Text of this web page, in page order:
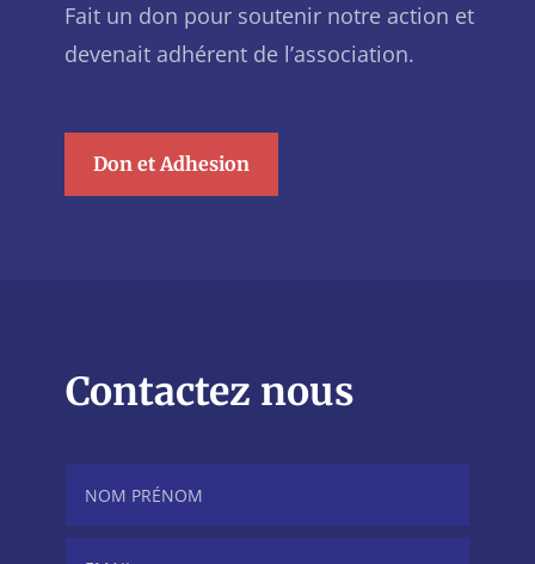
Fait un don pour soutenir notre action et
devenait adhérent de l’association.
Don et Adhesion
Contactez nous